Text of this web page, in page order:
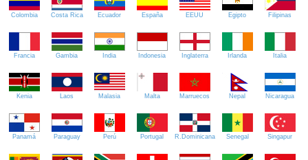
Colombia Costa Rica Ecuador España EEUU Egipto Filipinas
Francia Gambia India Indonesia Inglaterra Irlanda Italia
Kenia Laos Malasia Malta Marruecos Nepal Nicaragua
Panamá Paraguay Perú Portugal R.Dominicana Senegal Singapur